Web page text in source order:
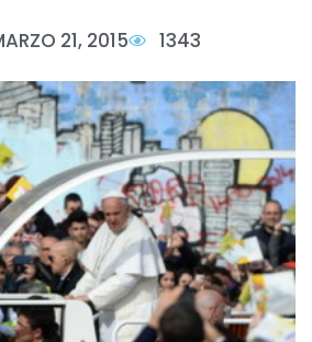
21, 2015 1343